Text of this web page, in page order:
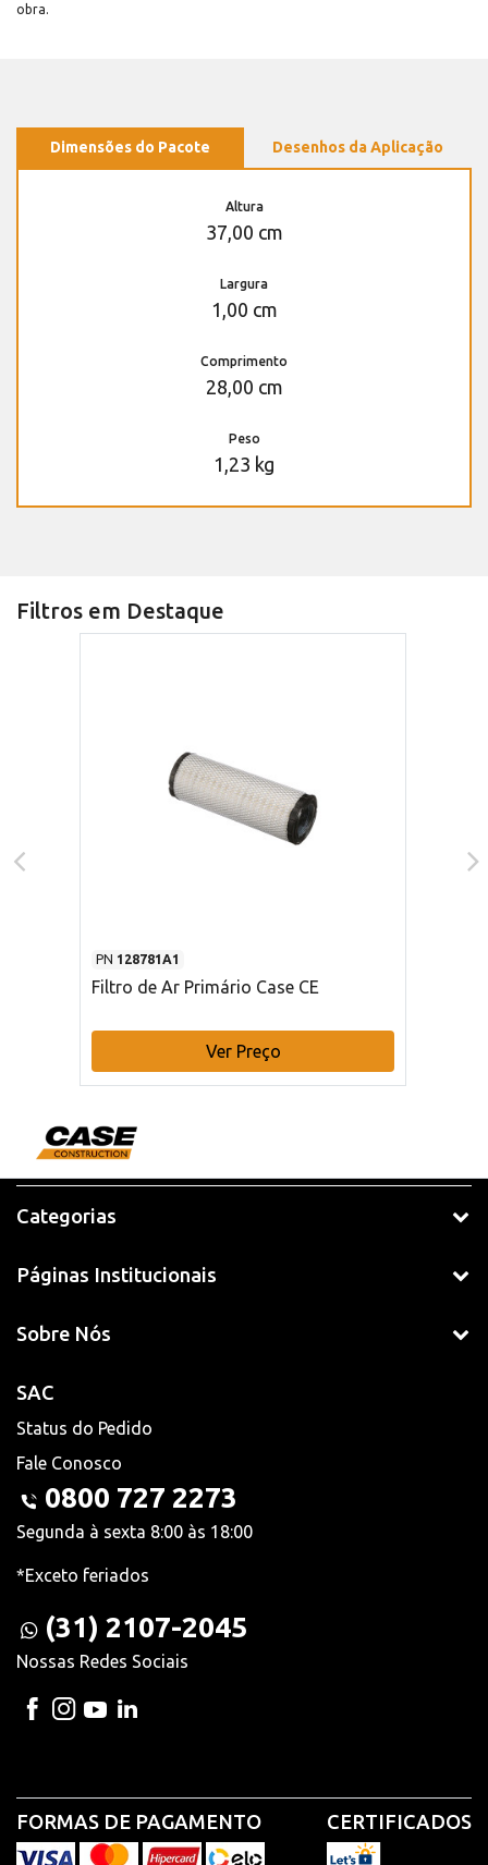
obra.
Dimensões do Pacote Desenhos da Aplicação
Altura
37,00 cm
Largura
1,00 cm
Comprimento
28,00 cm
Peso
1,23 kg
Filtros em Destaque
PN 128781A1
Filtro de Ar Primário Case CE
Ver Preço
Categorias
Páginas Institucionais
Sobre Nós
SAC
Status do Pedido
Fale Conosco
0800 727 2273
Segunda à sexta 8:00 às 18:00
*Exceto feriados
(31) 2107-2045
Nossas Redes Sociais
FORMAS DE PAGAMENTO CERTIFICADOS